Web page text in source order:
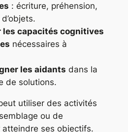
: écriture, préhension,
les capacités cognitives
nécessaires à
les aidants dans la
de solutions.
utiliser des activités
ou de
atteindre ses objectifs.